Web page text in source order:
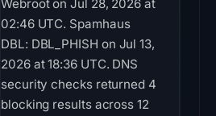
Webroot on Jul 28, 2026 at
02:46 UTC. Spamhaus
DBL: DBL_PHISH on Jul 13,
2026 at 18:36 UTC. DNS
security checks returned 4
blocking results across 12